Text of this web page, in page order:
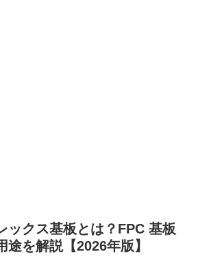
ックス基板とは？FPC 基板
途を解説【2026年版】